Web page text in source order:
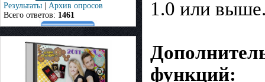
Результаты | Архив опросов
Всего ответов: 1461
1.0 или
функций: